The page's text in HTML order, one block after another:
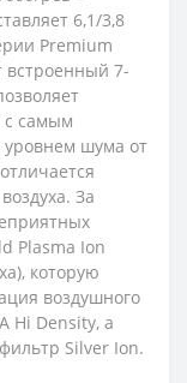
6,1/3,8
Premium
встроенный 7-
с самым
шума от
За
Plasma Ion
которую
воздушного
Hi Density, а
Silver Ion.